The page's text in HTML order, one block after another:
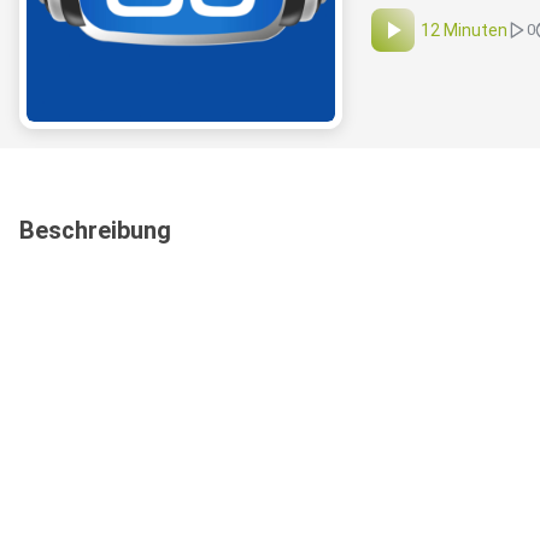
12 Minuten 0
Beschreibung